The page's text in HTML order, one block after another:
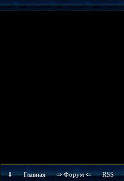
⇓ Главная ⇒ Форум ⇐ RSS